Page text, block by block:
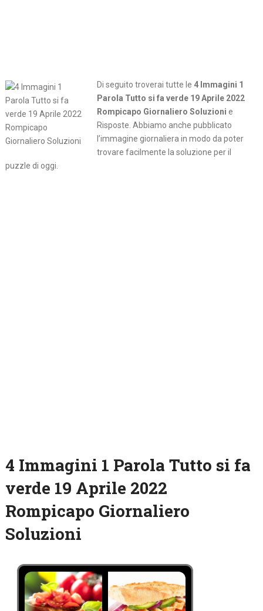
Di seguito troverai tutte le 4 Immagini 1
Parola Tutto si fa verde 19 Aprile 2022
Rompicapo Giornaliero Soluzioni e
Risposte. Abbiamo anche pubblicato
l’immagine giornaliera in modo da poter
trovare facilmente la soluzione per il
puzzle di oggi.
4 Immagini 1 Parola Tutto si fa
verde 19 Aprile 2022
Rompicapo Giornaliero
Soluzioni